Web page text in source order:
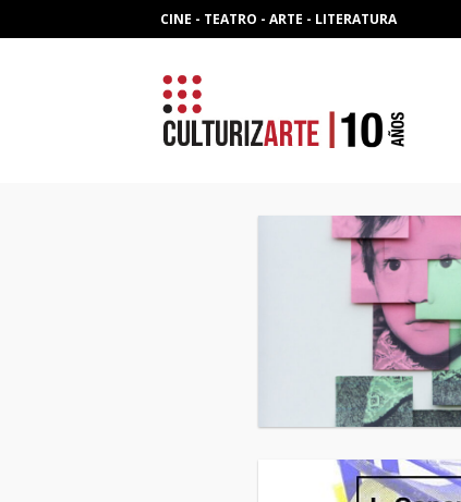
to
CINE - TEATRO - ARTE - LITERATURA